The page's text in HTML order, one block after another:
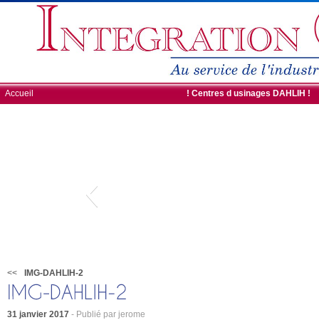
Accueil ! Centres d usinages DAHLIH !
<< IMG-DAHLIH-2
31 janvier 2017 - Publié par jerome